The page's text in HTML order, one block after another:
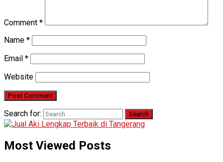
Comment *
Name *
Email *
Website
Search for:
Most Viewed Posts